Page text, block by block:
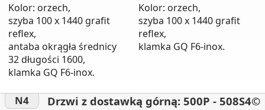
Kolor: orzech,
szyba 100 x 1440 grafit
reflex,
antaba okrągła średnicy
32 długości 1600,
klamka GQ F6-inox.
Kolor: orzech,
szyba 100 x 1440 grafit
reflex,
klamka GQ F6-inox.
N4 Drzwi z dostawką górną: 500P - 508S4©